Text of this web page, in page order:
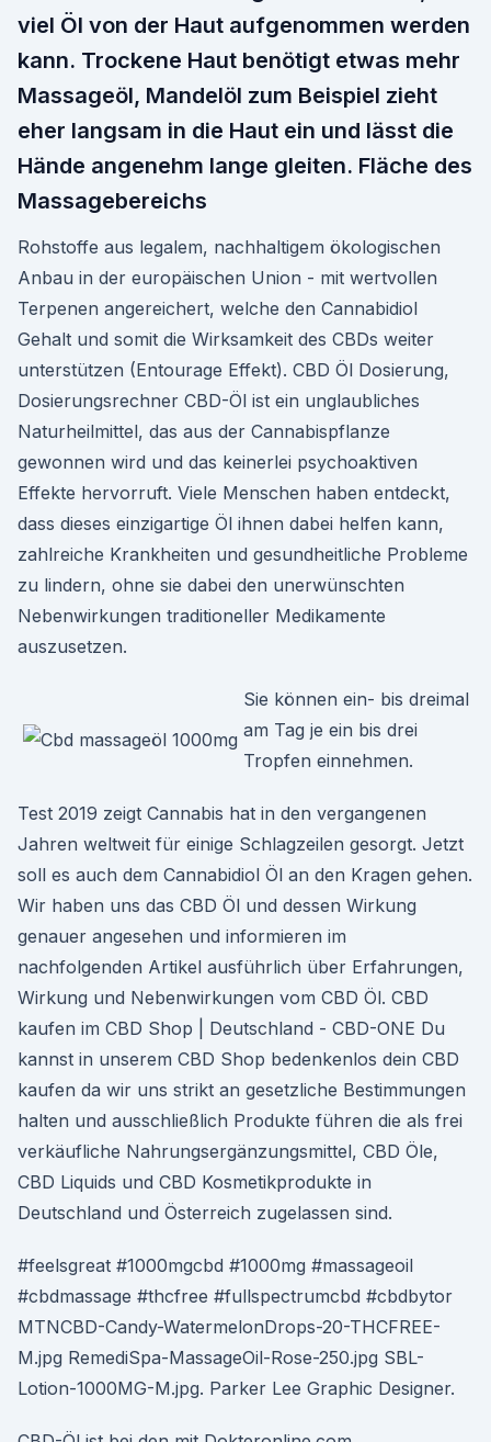
viel Öl von der Haut aufgenommen werden
kann. Trockene Haut benötigt etwas mehr
Massageöl, Mandelöl zum Beispiel zieht
eher langsam in die Haut ein und lässt die
Hände angenehm lange gleiten. Fläche des
Massagebereichs
Rohstoffe aus legalem, nachhaltigem ökologischen
Anbau in der europäischen Union - mit wertvollen
Terpenen angereichert, welche den Cannabidiol
Gehalt und somit die Wirksamkeit des CBDs weiter
unterstützen (Entourage Effekt). CBD Öl Dosierung,
Dosierungsrechner CBD-Öl ist ein unglaubliches
Naturheilmittel, das aus der Cannabispflanze
gewonnen wird und das keinerlei psychoaktiven
Effekte hervorruft. Viele Menschen haben entdeckt,
dass dieses einzigartige Öl ihnen dabei helfen kann,
zahlreiche Krankheiten und gesundheitliche Probleme
zu lindern, ohne sie dabei den unerwünschten
Nebenwirkungen traditioneller Medikamente
auszusetzen.
Sie können ein- bis dreimal
am Tag je ein bis drei
Tropfen einnehmen.
Test 2019 zeigt Cannabis hat in den vergangenen
Jahren weltweit für einige Schlagzeilen gesorgt. Jetzt
soll es auch dem Cannabidiol Öl an den Kragen gehen.
Wir haben uns das CBD Öl und dessen Wirkung
genauer angesehen und informieren im
nachfolgenden Artikel ausführlich über Erfahrungen,
Wirkung und Nebenwirkungen vom CBD Öl. CBD
kaufen im CBD Shop | Deutschland - CBD-ONE Du
kannst in unserem CBD Shop bedenkenlos dein CBD
kaufen da wir uns strikt an gesetzliche Bestimmungen
halten und ausschließlich Produkte führen die als frei
verkäufliche Nahrungsergänzungsmittel, CBD Öle,
CBD Liquids und CBD Kosmetikprodukte in
Deutschland und Österreich zugelassen sind.
#feelsgreat #1000mgcbd #1000mg #massageoil
#cbdmassage #thcfree #fullspectrumcbd #cbdbytor
MTNCBD-Candy-WatermelonDrops-20-THCFREE-
M.jpg RemediSpa-MassageOil-Rose-250.jpg SBL-
Lotion-1000MG-M.jpg. Parker Lee Graphic Designer.